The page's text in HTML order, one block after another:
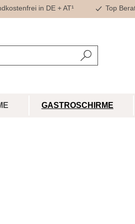
in DE + AT¹ Top
GASTROSCHIRME